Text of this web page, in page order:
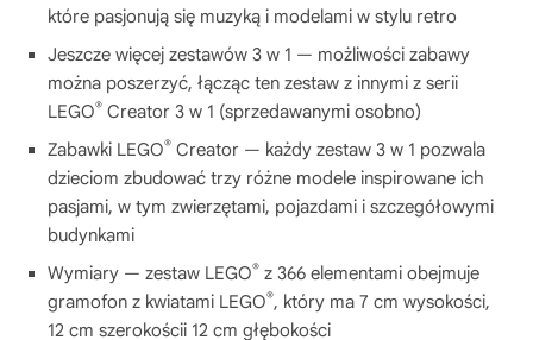
które pasjonują się muzyką i modelami w stylu retro
Jeszcze więcej zestawów 3 w 1 — możliwości zabawy
można poszerzyć, łącząc ten zestaw z innymi z serii
LEGO® Creator 3 w 1 (sprzedawanymi osobno)
Zabawki LEGO® Creator — każdy zestaw 3 w 1 pozwala
dzieciom zbudować trzy różne modele inspirowane ich
pasjami, w tym zwierzętami, pojazdami i szczegółowymi
budynkami
Wymiary — zestaw LEGO® z 366 elementami obejmuje
gramofon z kwiatami LEGO®, który ma 7 cm wysokości,
12 cm szerokościi 12 cm głębokości